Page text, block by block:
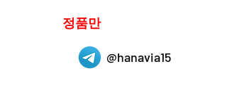
정품만
@hanavia15